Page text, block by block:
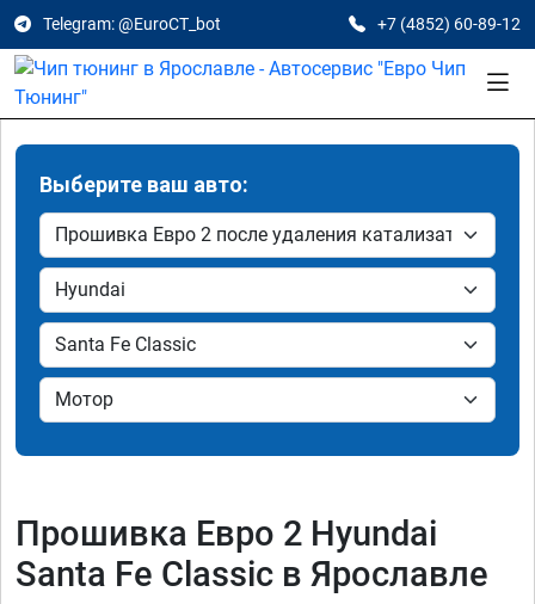
Telegram: @EuroCT_bot +7 (4852) 60-89-12
Выберите ваш авто:
Прошивка Евро 2 Hyundai
Santa Fe Classic в Ярославле